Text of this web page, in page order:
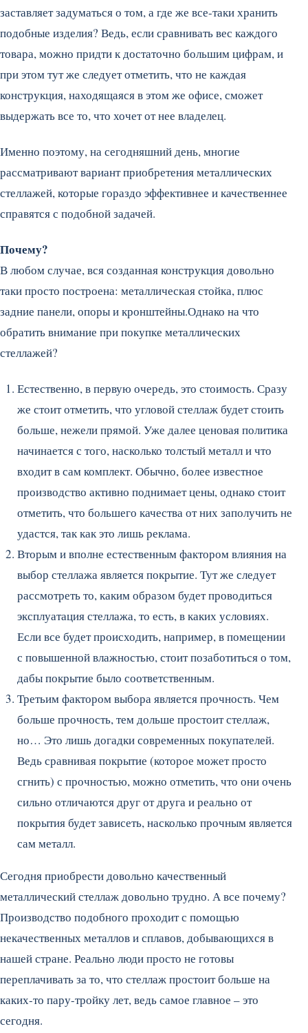
заставляет задуматься о том, а где же все-таки хранить
подобные изделия? Ведь, если сравнивать вес каждого
товара, можно придти к достаточно большим цифрам, и
при этом тут же следует отметить, что не каждая
конструкция, находящаяся в этом же офисе, сможет
выдержать все то, что хочет от нее владелец.
Именно поэтому, на сегодняшний день, многие
рассматривают вариант приобретения металлических
стеллажей, которые гораздо эффективнее и качественнее
справятся с подобной задачей.
Почему?
В любом случае, вся созданная конструкция довольно
таки просто построена: металлическая стойка, плюс
задние панели, опоры и кронштейны.Однако на что
обратить внимание при покупке металлических
стеллажей?
Естественно, в первую очередь, это стоимость. Сразу
же стоит отметить, что угловой стеллаж будет стоить
больше, нежели прямой. Уже далее ценовая политика
начинается с того, насколько толстый металл и что
входит в сам комплект. Обычно, более известное
производство активно поднимает цены, однако стоит
отметить, что большего качества от них заполучить не
удастся, так как это лишь реклама.
Вторым и вполне естественным фактором влияния на
выбор стеллажа является покрытие. Тут же следует
рассмотреть то, каким образом будет проводиться
эксплуатация стеллажа, то есть, в каких условиях.
Если все будет происходить, например, в помещении
с повышенной влажностью, стоит позаботиться о том,
дабы покрытие было соответственным.
Третьим фактором выбора является прочность. Чем
больше прочность, тем дольше простоит стеллаж,
но… Это лишь догадки современных покупателей.
Ведь сравнивая покрытие (которое может просто
сгнить) с прочностью, можно отметить, что они очень
сильно отличаются друг от друга и реально от
покрытия будет зависеть, насколько прочным является
сам металл.
Сегодня приобрести довольно качественный
металлический стеллаж довольно трудно. А все почему?
Производство подобного проходит с помощью
некачественных металлов и сплавов, добывающихся в
нашей стране. Реально люди просто не готовы
переплачивать за то, что стеллаж простоит больше на
каких-то пару-тройку лет, ведь самое главное – это
сегодня.